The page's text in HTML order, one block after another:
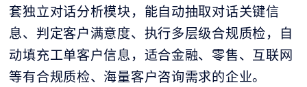
套独立对话分析模块，能自动抽取对话关键信
息、判定客户满意度、执行多层级合规质检，自
动填充工单客户信息，适合金融、零售、互联网
等有合规质检、海量客户咨询需求的企业。